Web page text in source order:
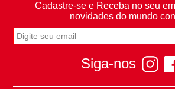
Cadastre-se e Receba no seu
novidades do mundo
Siga-nos